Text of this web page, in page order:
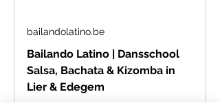
bailandolatino.be
Bailando Latino | Dansschool
Salsa, Bachata & Kizomba in
Lier & Edegem